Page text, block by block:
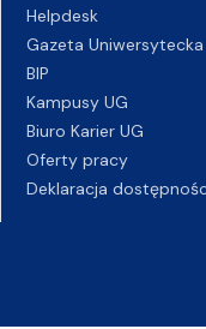
Helpdesk
Gazeta Uniwersytecka
BIP
Kampusy UG
Biuro Karier UG
Oferty pracy
Deklaracja